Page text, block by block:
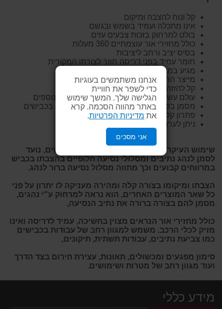
אנחנו משתמשים בעוגיות
כדי לשפר את חוויית
הגלישה שלך. המשך שימוש
באתר מהווה הסכמה. קרא
את מדיניות הפרטיות.
אני מסכים
קל ונוח להצבה ומיקום
אינו מתכלה ועמיד בשמש ובגשם
בולט למרחוק בזכות צבעים עזים
כולל מחזירי אור עוצמתיים 360 מעלות
בסיס יציב ורחב ליציבות
חומר עמיד בפני דריסה חוזר לצורתו המקורית
מגיע במגוון רחב של גדלים וגבהים
מייצר הרתעה פשוטה ויעילה
קל להזזה ומיקום מחדש בעת הצורך
עולם עשירים של אביזרים נלווים לשימושים נוספים
מסמן בקלות נתיבי תחבורה ומתחמי עבודה בכבישים
פתרון קל וזול עבור קבלנים וגופים עסקיים
ניתן לערמה אחד על השני לחיסכון באחסון
שימוש העיקרי של הקונוס הוא בדרכים ובכבישים, נועד
לסמן לנהג נתיבים ומסלולי נסיעה חלופיים בהצבתו בכביש
במרווחים קבועים וכך מתווה מסלול נסיעה ברור לנהג.
הצבתו ומיקומו בצורה קלה ומהירה מעניקה לו יתרון על פני
כל שאר המוצרים האחרים, הוא נראה למרחוק ע"י נהגים,
מסמן להם בצורה ברורה את נתיב הנסיעה,
כולל מחזירי אור הנראים מצוין בחשיכה, עמיד לדריסה ואינו
מזיק לכלי הרכב. משמש למגוון רחב של עבודות בכבישים
כמו צביעת נתיבים, עבודות תשתית, תיקונים,
סימון מפגעים ומכשולים, תאונות, עצירת חירום בצד הדרך
ועוד מגוון רחב של מטרות ושימושים.
מידע כללי